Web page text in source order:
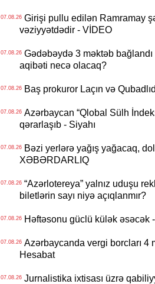
07.08.26Girişi pullu edilən Ramramay
vəziyyətdədir - VİDEO
07.08.26Gədəbəydə 3 məktəb
aqibəti necə olacaq?
07.08.26Baş prokuror Laçın və
07.08.26Azərbaycan “Qlobal Sülh
qərarlaşıb - Siyahı
07.08.26Bəzi yerlərə yağış yağacaq,
XƏBƏRDARLIQ
07.08.26“Azərlotereya” yalnız uduşu
biletlərin sayı niyə açıqlanmır?
07.08.26Həftəsonu güclü külək əsəcək
07.08.26Azərbaycanda vergi borcları 4
Hesabat
07.08.26Jurnalistika ixtisası üzrə